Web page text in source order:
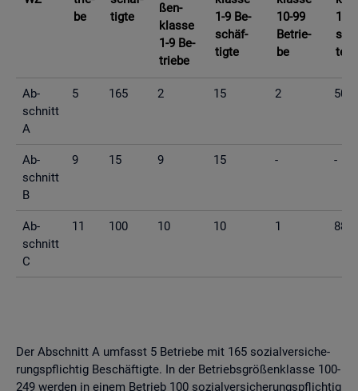
be
tig­te
ßen­
klas­se
1-9 Be­
trie­be
1-9 Be­
schäf­
tig­te
10-99
Be­trie­
be
10-
te
Ab­
schnitt
A
5 165 2 15 2 50
Ab­
schnitt
B
9 15 9 15 - -
Ab­
schnitt
C
11 100 10 10 1 88
Der Ab­schnitt A um­fasst 5 Be­trie­be mit 165 so­zi­al­ver­si­che­
rungs­pflich­tig Be­schäf­tig­te. In der Be­triebs­grö­ßen­klas­se 100-
249 wer­den in einem Be­trieb 100 so­zi­al­ver­si­che­rungs­pflich­tig